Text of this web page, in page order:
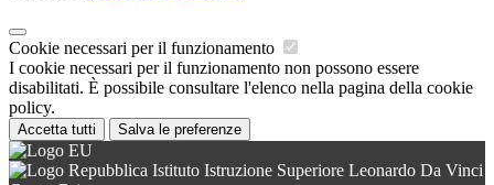
Cookie necessari per il funzionamento
I cookie necessari per il funzionamento non possono essere
disabilitati. È possibile consultare l'elenco nella pagina della cookie
policy.
Accetta tutti Salva le preferenze
Istituto Istruzione Superiore Leonardo Da Vinci